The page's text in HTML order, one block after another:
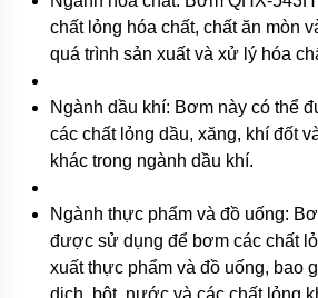
thấp
bánh
răng
bơm
bằng
chất lỏng hóa chất, chất ăn mòn
quá trình sản xuất và xử lý hóa
Ngành dầu khí: Bơm này có thể
các chất lỏng dầu, xăng, khí đốt
khác trong ngành dầu khí.
Ngành thực phẩm và đồ uống:
được sử dụng để bơm các chất
xuất thực phẩm và đồ uống, bao
dịch, bột, nước và các chất lỏng